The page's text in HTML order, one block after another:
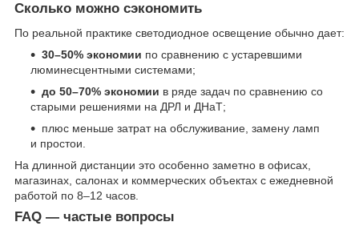
Сколько можно сэкономить
По реальной практике светодиодное освещение обычно дает:
30–50% экономии по сравнению с устаревшими
люминесцентными системами;
до 50–70% экономии в ряде задач по сравнению со
старыми решениями на ДРЛ и ДНаТ;
плюс меньше затрат на обслуживание, замену ламп
и простои.
На длинной дистанции это особенно заметно в офисах,
магазинах, салонах и коммерческих объектах с ежедневной
работой по 8–12 часов.
FAQ — частые вопросы